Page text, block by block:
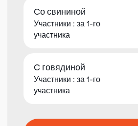
Со свининой
Участники : за 1-го
участника
С говядиной
Участники : за 1-го
участника